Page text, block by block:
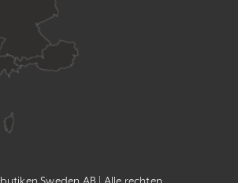
Sweden AB | Alle rechten